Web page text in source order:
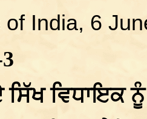
of India, 6
ਸਿੱਖ ਵਿਧਾਇਕ